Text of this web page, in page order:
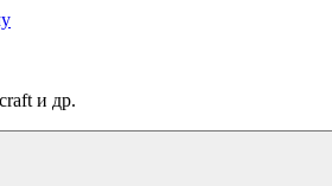
и др.